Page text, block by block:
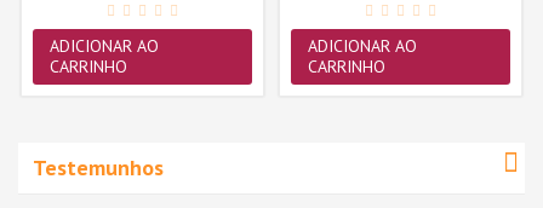
ADICIONAR AO
CARRINHO
ADICIONAR AO
CARRINHO
Testemunhos